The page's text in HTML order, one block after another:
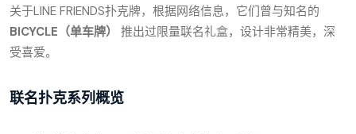
关于LINE FRIENDS扑克牌，根据网络信息，它们曾与知名的
BICYCLE（单车牌）
推出过限量联名礼盒，设计非常精美，深
受喜爱。
联名扑克系列概览